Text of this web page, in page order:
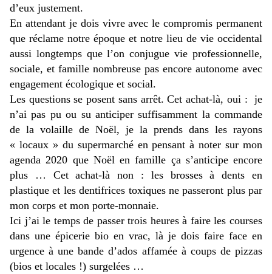
d’eux justement.
En attendant je dois vivre avec le compromis permanent
que réclame notre époque et notre lieu de vie occidental
aussi longtemps que l’on conjugue vie professionnelle,
sociale, et famille nombreuse pas encore autonome avec
engagement écologique et social.
Les questions se posent sans arrêt. Cet achat-là, oui : je
n’ai pas pu ou su anticiper suffisamment la commande
de la volaille de Noël, je la prends dans les rayons
« locaux » du supermarché en pensant à noter sur mon
agenda 2020 que Noël en famille ça s’anticipe encore
plus … Cet achat-là non : les brosses à dents en
plastique et les dentifrices toxiques ne passeront plus par
mon corps et mon porte-monnaie.
Ici j’ai le temps de passer trois heures à faire les courses
dans une épicerie bio en vrac, là je dois faire face en
urgence à une bande d’ados affamée à coups de pizzas
(bios et locales !) surgelées …